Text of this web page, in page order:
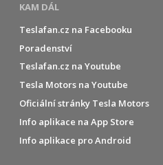
KAM DÁL
Teslafan.cz na Facebooku
Poradenství
Teslafan.cz na Youtube
Tesla Motors na Youtube
Oficiální stránky Tesla Motors
Info aplikace na App Store
Info aplikace pro Android